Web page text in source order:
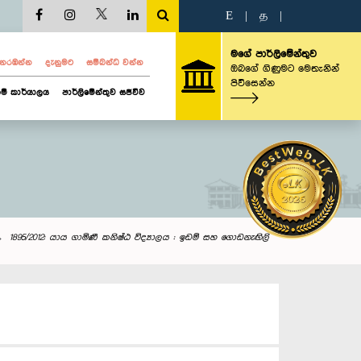
E த
දැනුමට සම්බන්ධ වන්න
කාර්යාලය පාර්ලිමේන්තුව සජීවීව
මගේ පාර්ලිමේන්තුව
ඔබගේ ගිණුමට මෙතැනින්
පිවිසෙන්න
1895/2012: යාය ගාමිණී කනිෂ්ඨ විද්‍යාලය : ඉඩම් සහ ගොඩනැඟිලි